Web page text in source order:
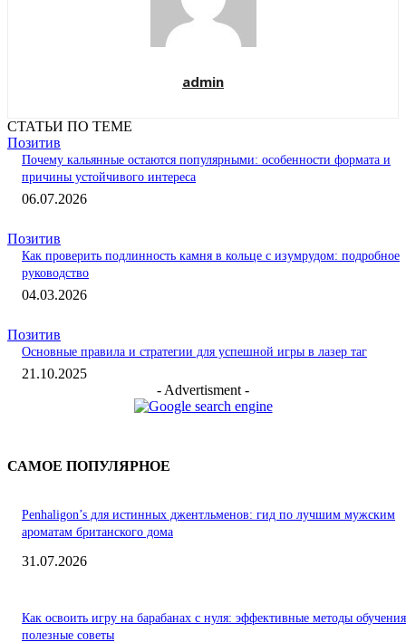
admin
СТАТЬИ ПО ТЕМЕ
Позитив
Почему кальянные остаются популярными: особенности формата и
причины устойчивого интереса
06.07.2026
Позитив
Как проверить подлинность камня в кольце с изумрудом: подробное
руководство
04.03.2026
Позитив
Основные правила и стратегии для успешной игры в лазер таг
21.10.2025
- Advertisment -
САМОЕ ПОПУЛЯРНОЕ
Penhaligon’s для истинных джентльменов: гид по лучшим мужским
ароматам британского дома
31.07.2026
Как освоить игру на барабанах с нуля: эффективные методы
полезные советы